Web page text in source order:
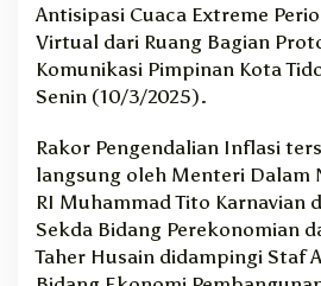
i
d
a
n
n
t
s
i
p
Antisipasi Cuaca Extreme
Virtual dari Ruang Bagian
Komunikasi Pimpinan Kota
Senin (10/3/2025).
Rakor Pengendalian Inflasi
langsung oleh Menteri Dalam
RI Muhammad Tito Karnavian
Sekda Bidang Perekonomian
Taher Husain didampingi Staf